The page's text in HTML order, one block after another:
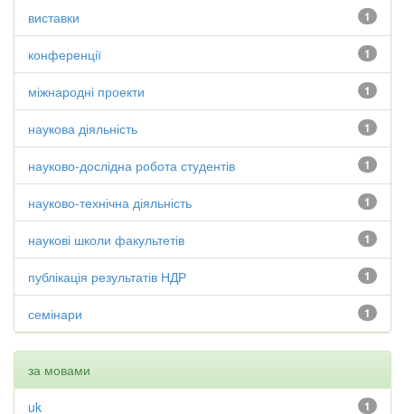
1
виставки
1
конференції
1
міжнародні проекти
1
наукова діяльність
1
науково-дослідна робота студентів
1
науково-технічна діяльність
1
наукові школи факультетів
1
публікація результатів НДР
1
семінари
за мовами
1
uk